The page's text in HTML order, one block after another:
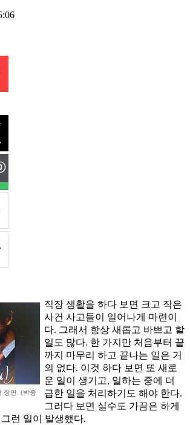
장면. (박종
직장 생활을 하다 보면 크고 작은
사건 사고들이 일어나게 마련이
다. 그래서 항상 새롭고 바쁘고 할
일도 많다. 한 가지만 처음부터 끝
까지 마무리 하고 끝나는 일은 거
의 없다. 이것 하다 보면 또 새로
운 일이 생기고, 일하는 중에 더
급한 일을 처리하기도 해야 한다.
그러다 보면 실수도 가끔은 하게
런 일이 발생했다.